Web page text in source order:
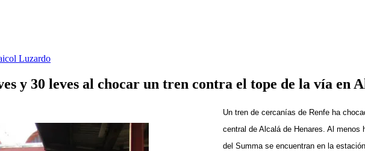
Luzardo
y 30 leves al chocar un tren contra el tope de la vía en
Un tren de cercanías de Renfe ha
central de Alcalá de Henares. Al menos
del Summa se encuentran en la